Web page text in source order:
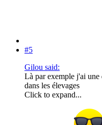
#5
Gilou said:
Là par exemple j'ai une
dans les élevages
Click to expand...